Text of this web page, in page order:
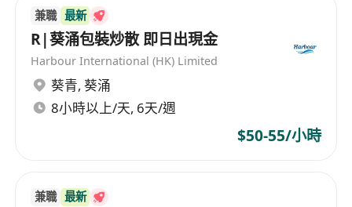
· 冷氣廠房
· 免費膳食
· 跨區廠車服務 (屯門、天水圍、上水、粉嶺、皇后
山邨、太和、大埔、沙田圍、九龍塘、黃大仙、九
龍灣、觀塘)
＝＝＝＝＝＝＝＝＝＝＝＝＝＝＝＝＝
滿十八歲*
兼職 最新
R|葵涌包裝炒散 即日出現金
Harbour International (HK) Limited
葵青, 葵涌
8小時以上/天, 6天/週
$50-55/小時
兼職 最新